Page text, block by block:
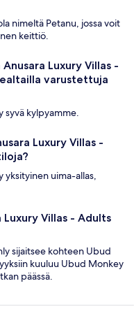
nimeltä Petanu, jossa voit
keittiö.
Luxury Villas -
varustettuja
syvä kylpyamme.
Luxury Villas -
yksityinen uima-allas,
Villas - Adults
sijaitsee kohteen Ubud
kuuluu Ubud Monkey
päässä.